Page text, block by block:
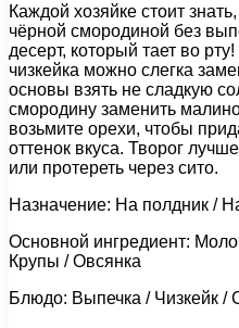
Каждой хозяйке стоит
чёрной смородиной без
десерт, который тает во
чизкейка можно слегка
основы взять не сладкую
смородину заменить
возьмите орехи, чтобы
оттенок вкуса. Творог
или протереть через сито.
Назначение: На полдник /
Основной ингредиент:
Крупы / Овсянка
Блюдо: Выпечка / Чизкейк /